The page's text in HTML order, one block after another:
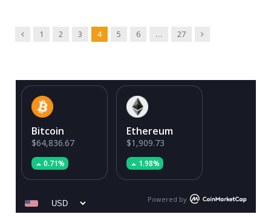
Previous
1 2 3 4 5 6 … 27 Next
Bitcoin
$64,836.67
0.71%
Ethereum
$1,909.73
1.98%
Powered by